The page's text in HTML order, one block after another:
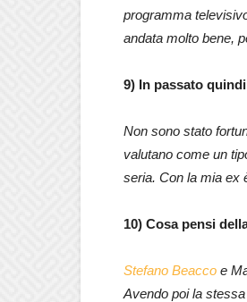
programma
andata molto bene,
9) In passato
Non sono stato
valutano come un
seria. Con la mia ex
10) Cosa pensi
Stefano Beacco e
Avendo poi la